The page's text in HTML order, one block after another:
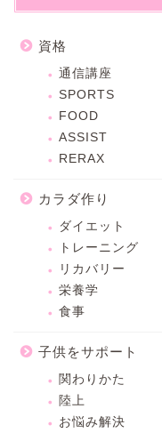
資格
通信講座
SPORTS
FOOD
ASSIST
RERAX
カラダ作り
ダイエット
トレーニング
リカバリー
栄養学
食事
子供をサポート
関わりかた
陸上
お悩み解決